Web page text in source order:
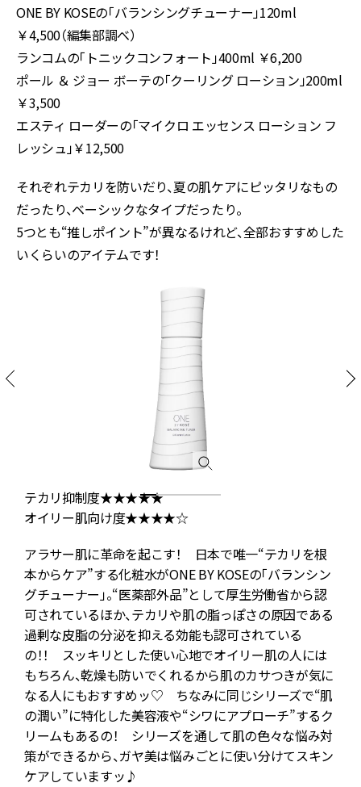
ONE BY KOSEの「バランシングチューナー」120ml
￥4,500（編集部調べ）
ランコムの「トニックコンフォート」400ml ￥6,200
ポール ＆ ジョー ボーテの「クーリング ローション」200ml
￥3,500
エスティ ローダーの「マイクロ エッセンス ローション フ
レッシュ」￥12,500
それぞれテカリを防いだり、夏の肌ケアにピッタリなもの
だったり、ベーシックなタイプだったり。
5つとも“推しポイント”が異なるけれど、全部おすすめした
いくらいのアイテムです！
テカリ抑制度★★★★★
オイリー肌向け度★★★★☆
アラサー肌に革命を起こす！ 日本で唯一“テカリを根
本からケア”する化粧水がONE BY KOSEの「バランシン
グチューナー」。“医薬部外品”として厚生労働省から認
可されているほか、テカリや肌の脂っぽさの原因である
過剰な皮脂の分泌を抑える効能も認可されている
の！！ スッキリとした使い心地でオイリー肌の人には
もちろん、乾燥も防いでくれるから肌のカサつきが気に
なる人にもおすすめッ♡ ちなみに同じシリーズで“肌
の潤い”に特化した美容液や“シワにアプローチ”するク
リームもあるの！ シリーズを通して肌の色々な悩み対
策ができるから、ガヤ美は悩みごとに使い分けてスキン
ケアしていますッ♪